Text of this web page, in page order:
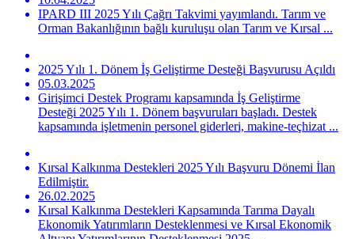
IPARD III 2025 Yılı Çağrı Takvimi yayımlandı. Tarım ve
Orman Bakanlığının bağlı kuruluşu olan Tarım ve Kırsal ...
2025 Yılı 1. Dönem İş Geliştirme Desteği Başvurusu Açıldı
05.03.2025
Girişimci Destek Programı kapsamında İş Geliştirme
Desteği 2025 Yılı 1. Dönem başvuruları başladı. Destek
kapsamında işletmenin personel giderleri, makine-teçhizat ...
Kırsal Kalkınma Destekleri 2025 Yılı Başvuru Dönemi İlan
Edilmiştir.
26.02.2025
Kırsal Kalkınma Destekleri Kapsamında Tarıma Dayalı
Ekonomik Yatırımların Desteklenmesi ve Kırsal Ekonomik